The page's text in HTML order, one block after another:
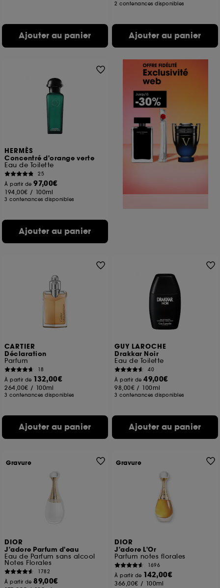
Ajouter au panier
2 contenances disponibles
Ajouter au panier
HERMÈS
Concentré d'orange verte
Eau de Toilette
25
À partir de97,00€
194,00€ / 100ml
3 contenances disponibles
Ajouter au panier
CARTIER
Déclaration
Parfum
18
À partir de 132,00€
264,00€ / 100ml
3 contenances disponibles
Ajouter au panier
GUY LAROCHE
Drakkar Noir
Eau de Toilette
40
À partir de49,00€
98,00€ / 100ml
3 contenances disponibles
Ajouter au panier
DIOR
J'adore Parfum d'eau
Eau de Parfum sans alcool
Notes Florales
1782
À partir de89,00€
Gravure
DIOR
J'adore L'Or
Parfum notes florales
1696
À partir de 142,00€
366,00€ / 100ml
Gravure